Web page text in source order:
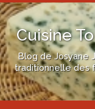
Cuisine
Blog de Josyane
traditionnelle des